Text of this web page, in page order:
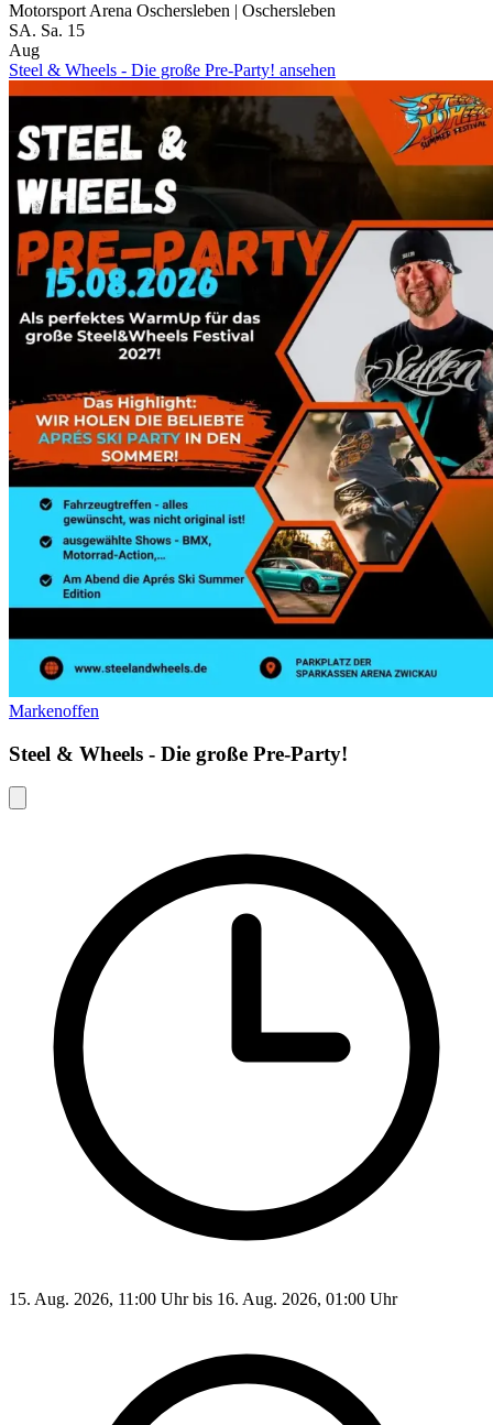
Motorsport Arena Oschersleben | Oschersleben
SA. Sa. 15
Aug
Steel & Wheels - Die große Pre-Party! ansehen
Markenoffen
Steel & Wheels - Die große Pre-Party!
15. Aug. 2026, 11:00 Uhr bis 16. Aug. 2026, 01:00 Uhr